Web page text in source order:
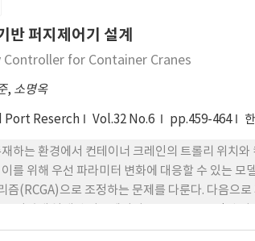
반 퍼지제어기 설계
for Container Cranes
, 소명옥
Port Reserch Vol.32 No.6 pp.459-464
하는 환경에서 컨테이너 크레인의 트롤리 위치
를 위해 우선 파라미터 변화에 대응할 수 있는
즘(RCGA)으로 조정하는 문제를 다룬다. 다음으
레이션을 통해 RCGA로 조정된 소속함수를 사용